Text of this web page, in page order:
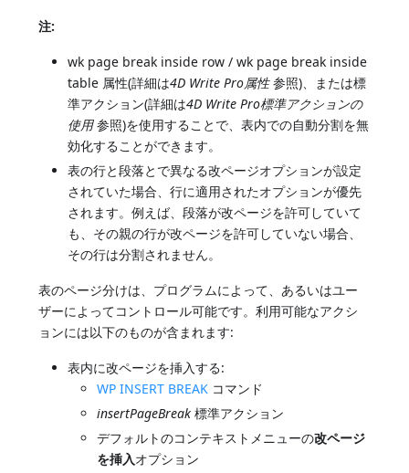
注:
wk page break inside row / wk page break inside
table 属性(詳細は4D Write Pro属性参照)、または標
準アクション(詳細は4D Write Pro標準アクションの
使用参照)を使用することで、表内での自動分割を無
効化することができます。
表の行と段落とで異なる改ページオプションが設定
されていた場合、行に適用されたオプションが優先
されます。例えば、段落が改ページを許可していて
も、その親の行が改ページを許可していない場合、
その行は分割されません。
表のページ分けは、プログラムによって、あるいはユー
ザーによってコントロール可能です。利用可能なアクシ
ョンには以下のものが含まれます:
表内に改ページを挿入する:
WP INSERT BREAK コマンド
insertPageBreak 標準アクション
デフォルトのコンテキストメニューの改ページ
を挿入オプション